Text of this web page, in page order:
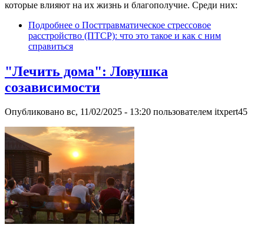
которые влияют на их жизнь и благополучие. Среди них:
Подробнее о Посттравматическое стрессовое
расстройство (ПТСР): что это такое и как с ним
справиться
"Лечить дома": Ловушка
созависимости
Опубликовано вс, 11/02/2025 - 13:20 пользователем itxpert45